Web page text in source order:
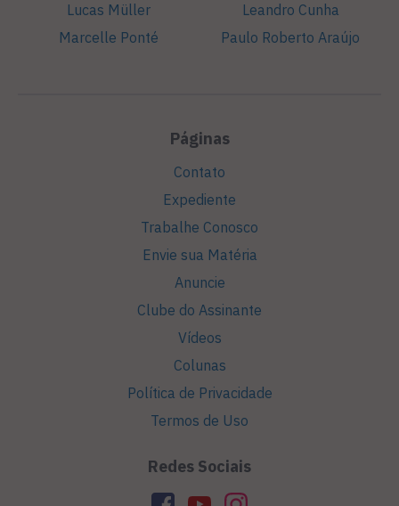
Lucas Müller
Marcelle Ponté
Leandro Cunha
Paulo Roberto Araújo
Páginas
Contato
Expediente
Trabalhe Conosco
Envie sua Matéria
Anuncie
Clube do Assinante
Vídeos
Colunas
Política de Privacidade
Termos de Uso
Redes Sociais